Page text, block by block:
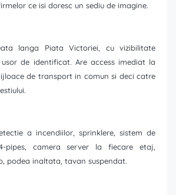
ce isi doresc un sediu de imagine.
langa Piata Victoriei, cu vizibilitate
de identificat. Are access imediat la
de transport in comun si deci catre
a incendiilor, sprinklere, sistem de
pipes, camera server la fiecare etaj,
podea inaltata, tavan suspendat.